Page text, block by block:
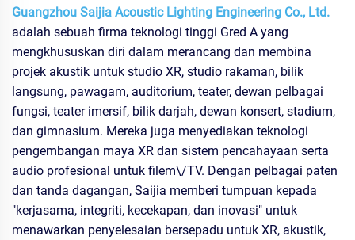
Guangzhou Saijia Acoustic Lighting Engineering Co., Ltd.
adalah sebuah firma teknologi tinggi Gred A yang
mengkhususkan diri dalam merancang dan membina
projek akustik untuk studio XR, studio rakaman, bilik
langsung, pawagam, auditorium, teater, dewan pelbagai
fungsi, teater imersif, bilik darjah, dewan konsert, stadium,
dan gimnasium. Mereka juga menyediakan teknologi
pengembangan maya XR dan sistem pencahayaan serta
audio profesional untuk filem\/TV. Dengan pelbagai paten
dan tanda dagangan, Saijia memberi tumpuan kepada
"kerjasama, integriti, kecekapan, dan inovasi" untuk
menawarkan penyelesaian bersepadu untuk XR, akustik,